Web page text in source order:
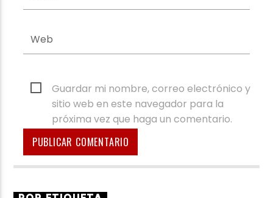
Guardar mi nombre, correo electrónico y
sitio web en este navegador para la
próxima vez que haga un comentario.